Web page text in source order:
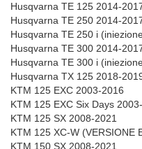
Husqvarna TE 125 2014-
Husqvarna TE 250 2014-
Husqvarna TE 250 i
Husqvarna TE 300 2014-
Husqvarna TE 300 i
Husqvarna TX 125 2018-
KTM 125 EXC 2003-2016
KTM 125 EXC Six Days
KTM 125 SX 2008-2021
KTM 125 XC-W (VERSIONE
KTM 150 SX 2008-2021